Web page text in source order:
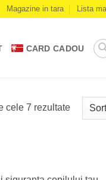
Magazine in tara Lista
CARD CADOU
cele 7 rezultate